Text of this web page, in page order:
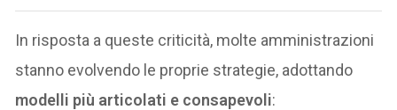
In risposta a queste criticità, molte amministrazioni
stanno evolvendo le proprie strategie, adottando
modelli più articolati e consapevoli: